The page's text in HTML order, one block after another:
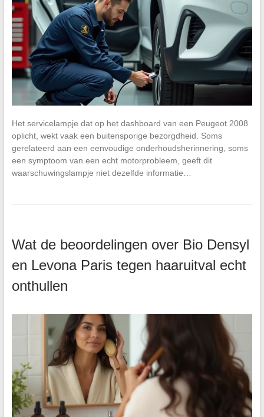
Het servicelampje dat op het dashboard van een Peugeot 2008
oplicht, wekt vaak een buitensporige bezorgdheid. Soms
gerelateerd aan een eenvoudige onderhoudsherinnering, soms
een symptoom van een echt motorprobleem, geeft dit
waarschuwingslampje niet dezelfde informatie…
Wat de beoordelingen over Bio Densyl
en Levona Paris tegen haaruitval echt
onthullen